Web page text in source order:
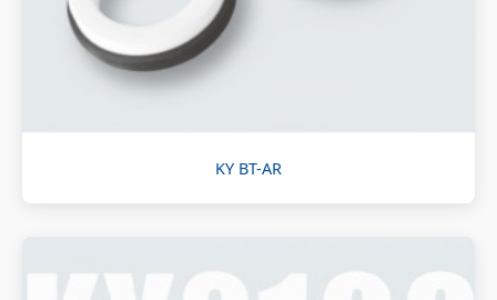
KY BT-AR